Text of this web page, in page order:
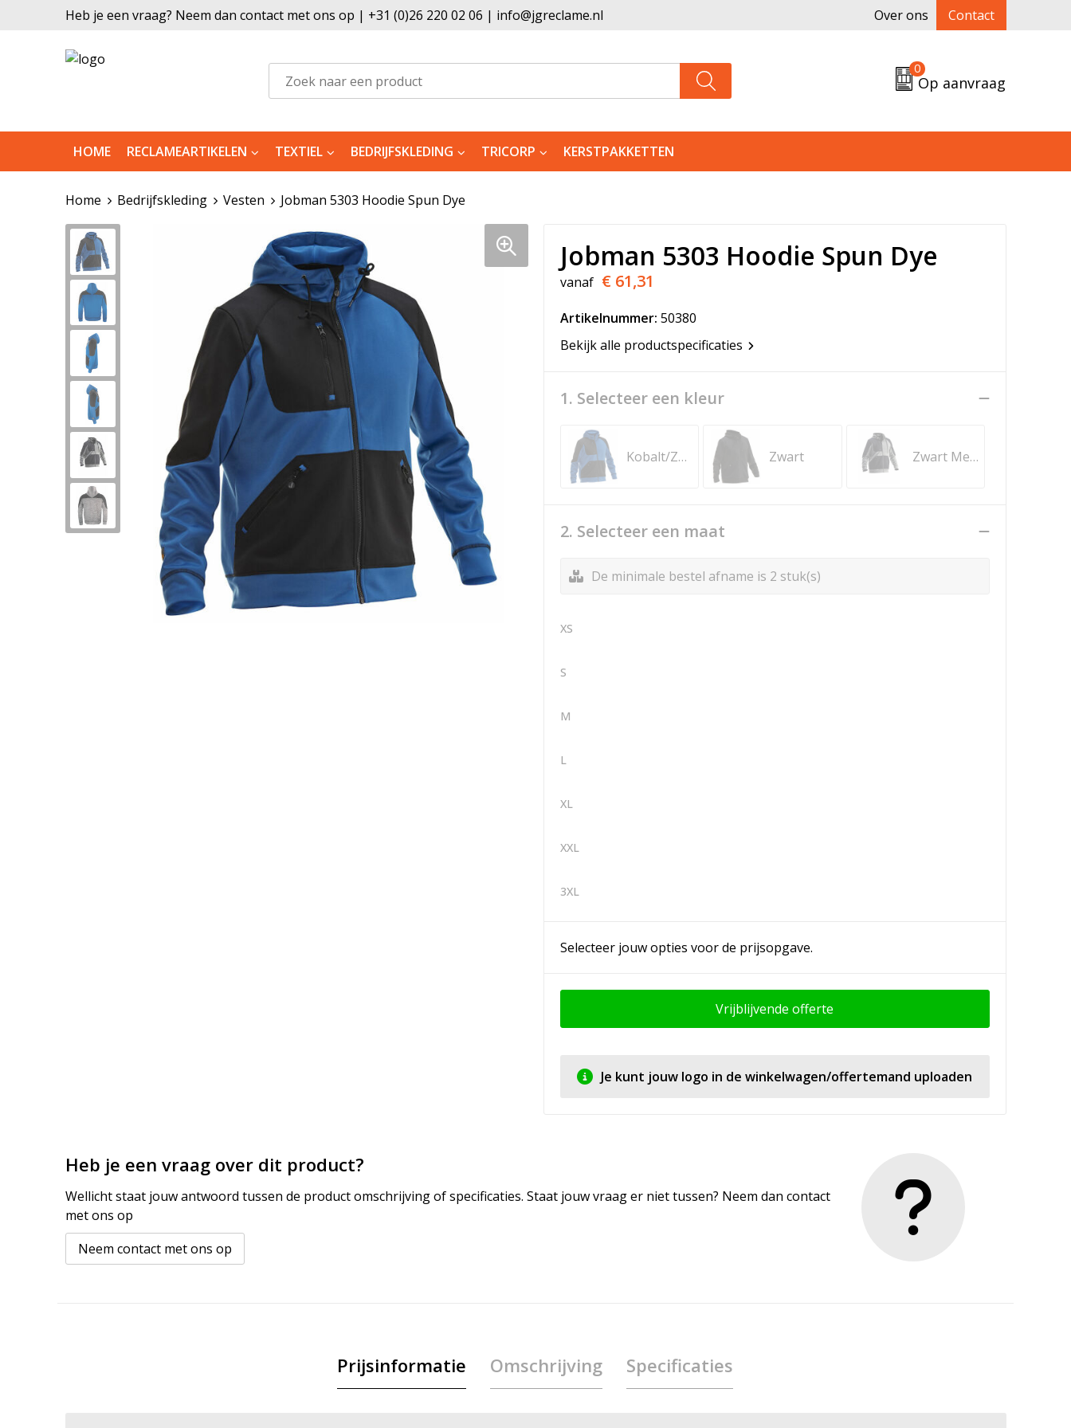
Heb je een vraag? Neem dan contact met ons op | +31 (0)26 220 02 06 | info@jgreclame.nl Over ons Contact
0
Op aanvraag
HOME RECLAMEARTIKELEN TEXTIEL BEDRIJFSKLEDING TRICORP KERSTPAKKETTEN
Home Bedrijfskleding Vesten Jobman 5303 Hoodie Spun Dye
Jobman 5303 Hoodie Spun Dye
vanaf € 61,31
Artikelnummer: 50380
Bekijk alle productspecificaties
1. Selecteer een kleur
Kobalt/Zwart Zwart Zwart Melange/Zwart
2. Selecteer een maat
De minimale bestel afname is 2 stuk(s)
XS
S
M
L
XL
XXL
3XL
Selecteer jouw opties voor de prijsopgave.
Vrijblijvende offerte
Je kunt jouw logo in de winkelwagen/offertemand uploaden
Heb je een vraag over dit product?
Wellicht staat jouw antwoord tussen de product omschrijving of specificaties. Staat jouw vraag er niet tussen? Neem dan contact
met ons op
Neem contact met ons op
Prijsinformatie Omschrijving Specificaties